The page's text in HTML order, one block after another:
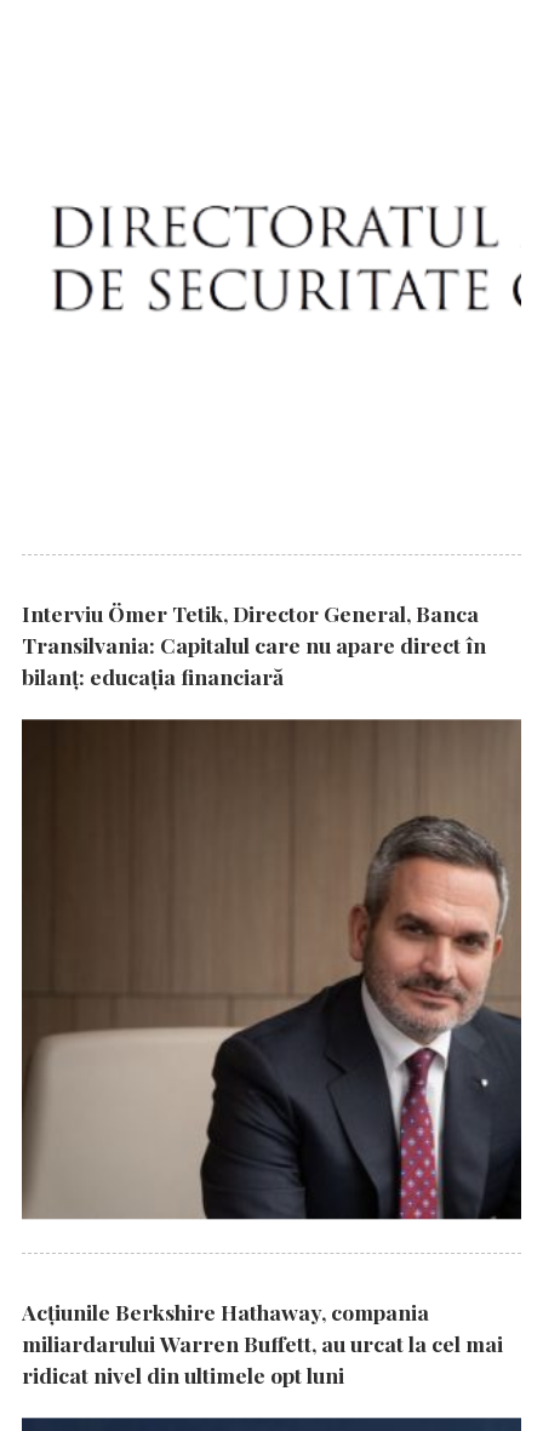
Interviu Ömer Tetik, Director General, Banca
Transilvania: Capitalul care nu apare direct în
bilanț: educația financiară
Acțiunile Berkshire Hathaway, compania
miliardarului Warren Buffett, au urcat la cel mai
ridicat nivel din ultimele opt luni